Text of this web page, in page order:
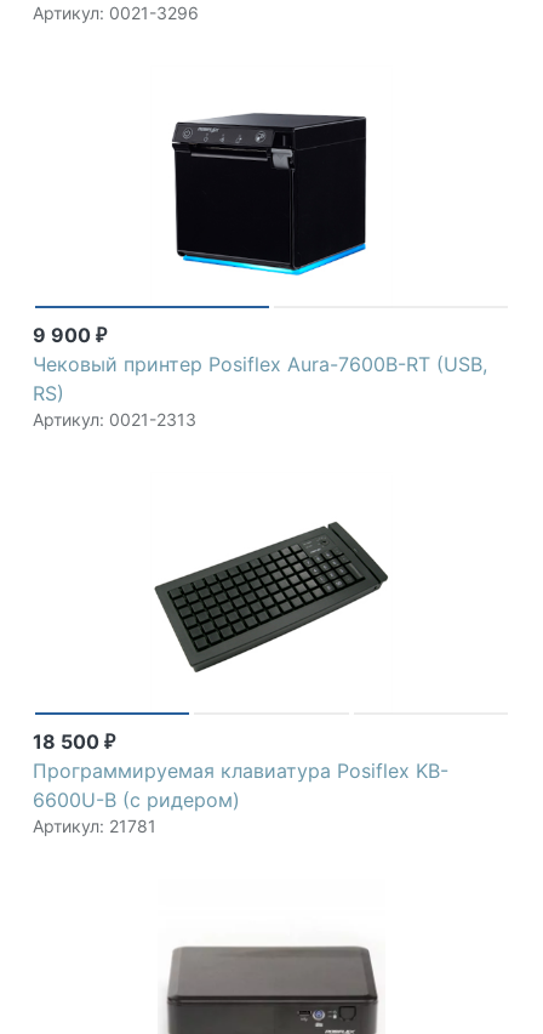
Артикул: 0021-3296
9 900 ₽
Чековый принтер Posiflex Aura-7600B-RT (USB,
RS)
Артикул: 0021-2313
18 500 ₽
Программируемая клавиатура Posiflex KB-
6600U-B (с ридером)
Артикул: 21781